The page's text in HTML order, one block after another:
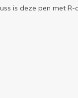
is deze pen met